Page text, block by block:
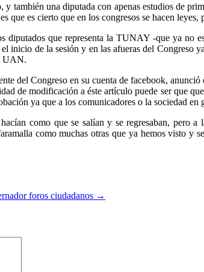
también una diputada con apenas estudios de
que es cierto que en los congresos se hacen
que representa la TUNAY -que ya no
inicio de la sesión y en las afueras del
UAN.
del Congreso en su cuenta de facebook,
de modificación a éste artículo puede ser que
ya que a los comunicadores o la sociedad en
como que se salían y se regresaban, pero
como muchas otras que ya hemos visto y
foros ciudadanos →